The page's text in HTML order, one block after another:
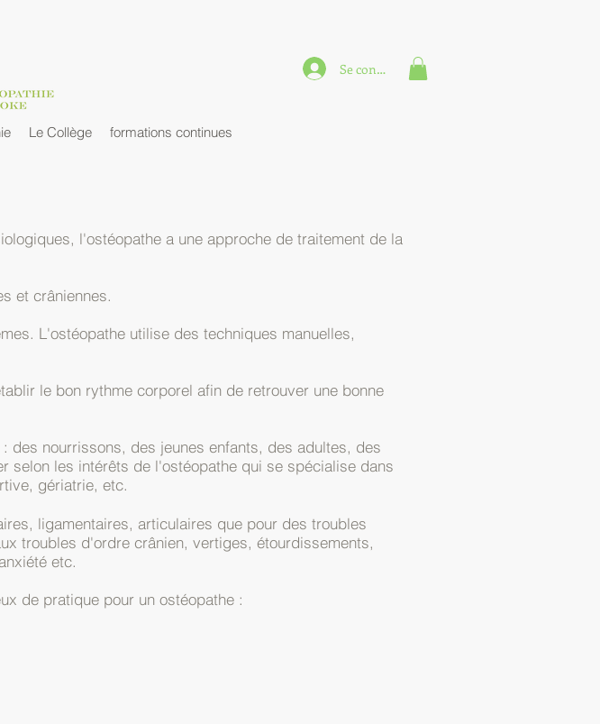
Se connecter
Le Collège formations continues
l'ostéopathe a une approche de traitement de la
et crâniennes.
L'ostéopathe utilise des techniques manuelles,
le bon rythme corporel afin de retrouver une bonne
des nourrissons, des jeunes enfants, des adultes, des
selon les intérêts de l'ostéopathe qui se spécialise dans
gériatrie, etc.
ligamentaires, articulaires que pour des troubles
troubles d'ordre crânien, vertiges, étourdissements,
etc.
de pratique pour un ostéopathe :